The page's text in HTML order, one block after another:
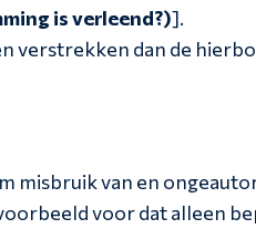
is verleend?)].
verstrekken dan de
misbruik van en
voor dat alleen